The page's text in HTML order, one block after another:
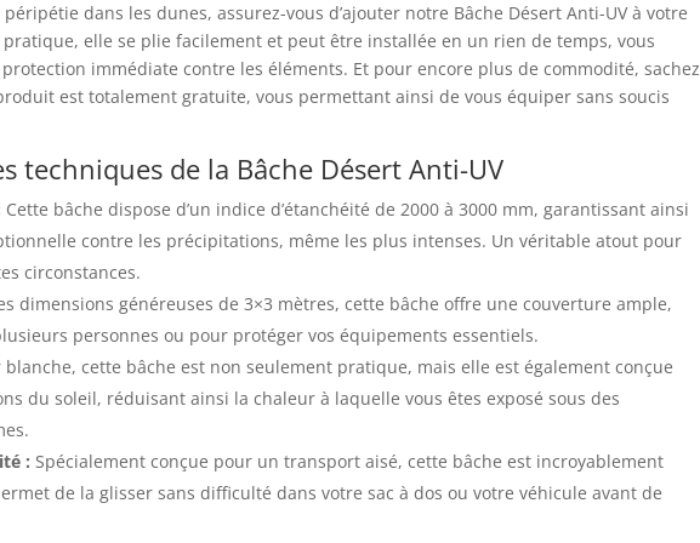
dans les dunes, assurez-vous d’ajouter notre Bâche Désert Anti-UV à votre
pratique, elle se plie facilement et peut être installée en un rien de temps, vous
immédiate contre les éléments. Et pour encore plus de commodité, sachez
est totalement gratuite, vous permettant ainsi de vous équiper sans soucis
techniques de la Bâche Désert Anti-UV
Cette bâche dispose d’un indice d’étanchéité de 2000 à 3000 mm, garantissant ainsi
contre les précipitations, même les plus intenses. Un véritable atout pour
circonstances.
dimensions généreuses de 3×3 mètres, cette bâche offre une couverture ample,
personnes ou pour protéger vos équipements essentiels.
blanche, cette bâche est non seulement pratique, mais elle est également conçue
du soleil, réduisant ainsi la chaleur à laquelle vous êtes exposé sous des
: Spécialement conçue pour un transport aisé, cette bâche est incroyablement
de la glisser sans difficulté dans votre sac à dos ou votre véhicule avant de